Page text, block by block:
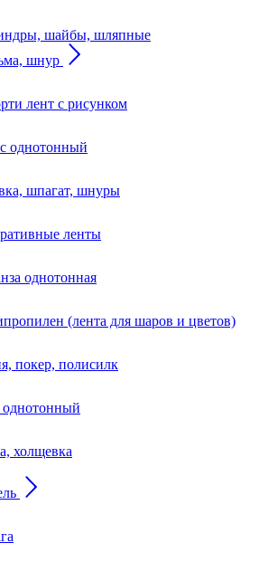
шайбы, шляпные
шнур
лент с рисунком
однотонный
шпагат, шнуры
ленты
однотонная
(лента для шаров и цветов)
покер, полисилк
однотонный
холщевка